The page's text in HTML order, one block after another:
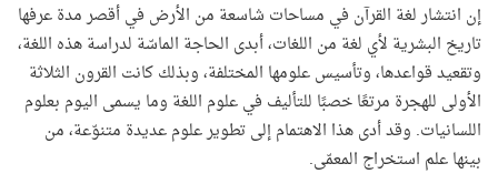
إن انتشار لغة القرآن في مساحات شاسعة من الأرض في أقصر مدة عرفها
تاريخ البشرية لأي لغة من اللغات، أبدى الحاجة الماسّة لدراسة هذه اللغة،
وتقعيد قواعدها، وتأسيس علومها المختلفة، وبذلك كانت القرون الثلاثة
الأولى للهجرة مرتعًا خصبًا للتأليف في علوم اللغة وما يسمى اليوم بعلوم
اللسانيات. وقد أدى هذا الاهتمام إلى تطوير علوم عديدة متنوّعة، من
بينها علم استخراج المعمّى.